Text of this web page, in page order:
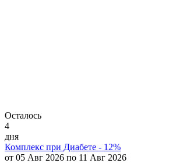
Осталось
4
дня
Комплекс при Диабете - 12%
от 05 Авг 2026 по 11 Авг 2026